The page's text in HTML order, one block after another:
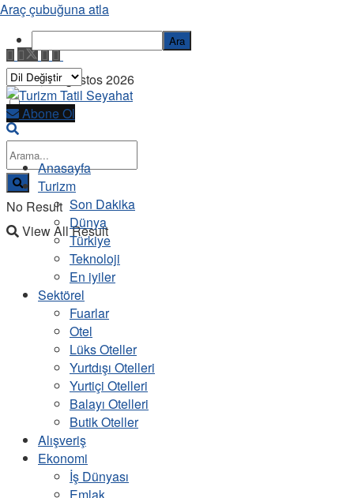
Cuma, 7 Ağustos 2026
No Result
View All Result
Abone Ol
Anasayfa
Turizm
Son Dakika
Dünya
Türkiye
Teknoloji
En iyiler
Sektörel
Fuarlar
Otel
Lüks Oteller
Yurtdışı Otelleri
Yurtiçi Otelleri
Balayı Otelleri
Butik Oteller
Alışveriş
Ekonomi
İş Dünyası
Araç çubuğuna atla
Ara